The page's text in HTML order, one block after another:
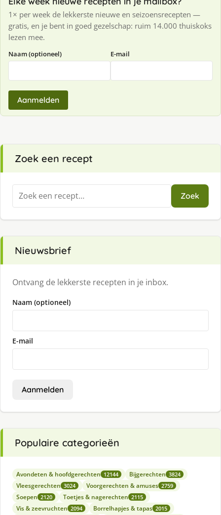
1× per week de lekkerste nieuwe en seizoensrecepten —
gratis, en je bent in goed gezelschap: ruim 14.000 thuiskoks
lezen mee.
Naam (optioneel) E-mail
Aanmelden
Zoek een recept
Zoeken
naar:
Zoek
Nieuwsbrief
Ontvang de lekkerste recepten in je inbox.
Naam (optioneel)
E-mail
Aanmelden
Populaire categorieën
Avondeten & hoofdgerechten 12144 Bijgerechten 3824
Vleesgerechten 3024 Voorgerechten & amuses 2759
Soepen 2120 Toetjes & nagerechten 2115
Vis & zeevruchten 2094 Borrelhapjes & tapas 2015